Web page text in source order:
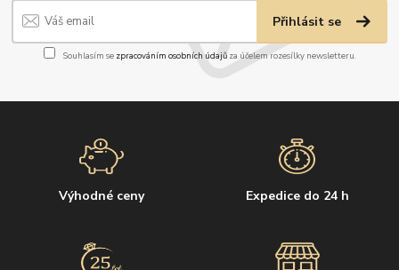
Přihlásit se
Souhlasím se zpracováním osobních údajůza účelem rozesílky newsletteru.
Výhodné ceny Expedice do 24 h